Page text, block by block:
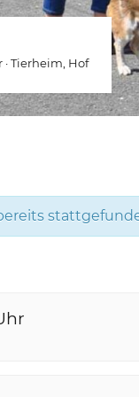
·Tierheim , Hof